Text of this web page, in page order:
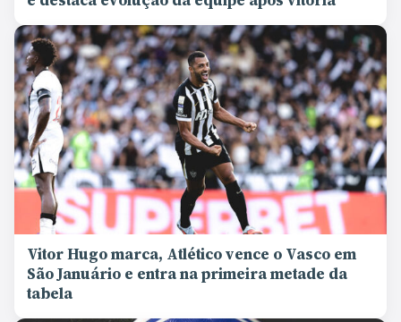
Vitor Hugo marca, Atlético vence o Vasco em
São Januário e entra na primeira metade da
tabela